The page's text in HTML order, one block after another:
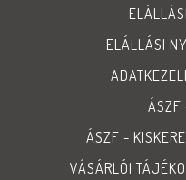
ELÁLLÁSI
ÁSZF
ÁSZF -
VÁSÁRLÓI